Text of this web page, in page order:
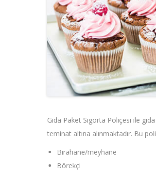
Gıda Paket Sigorta Poliçesi ile
teminat altına alınmaktadır. Bu
Birahane/meyhane
Börekçi